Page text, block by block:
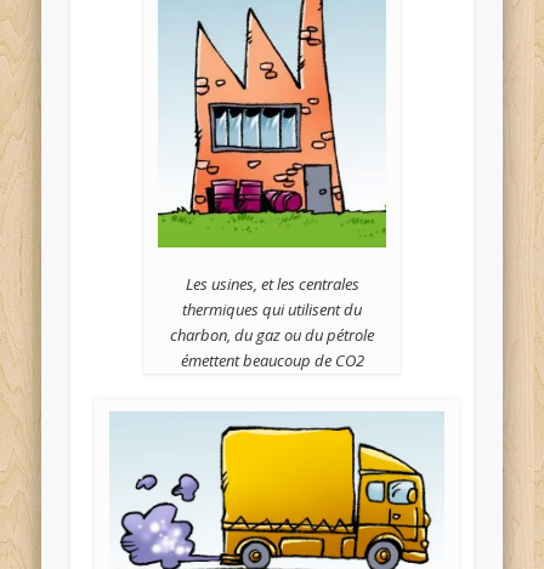
Les usines, et les centrales
thermiques qui utilisent du
charbon, du gaz ou du pétrole
émettent beaucoup de CO2